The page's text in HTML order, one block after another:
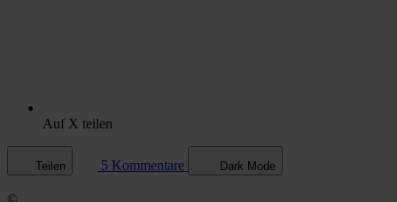
Auf X teilen
Teilen 5 Kommentare Dark Mode